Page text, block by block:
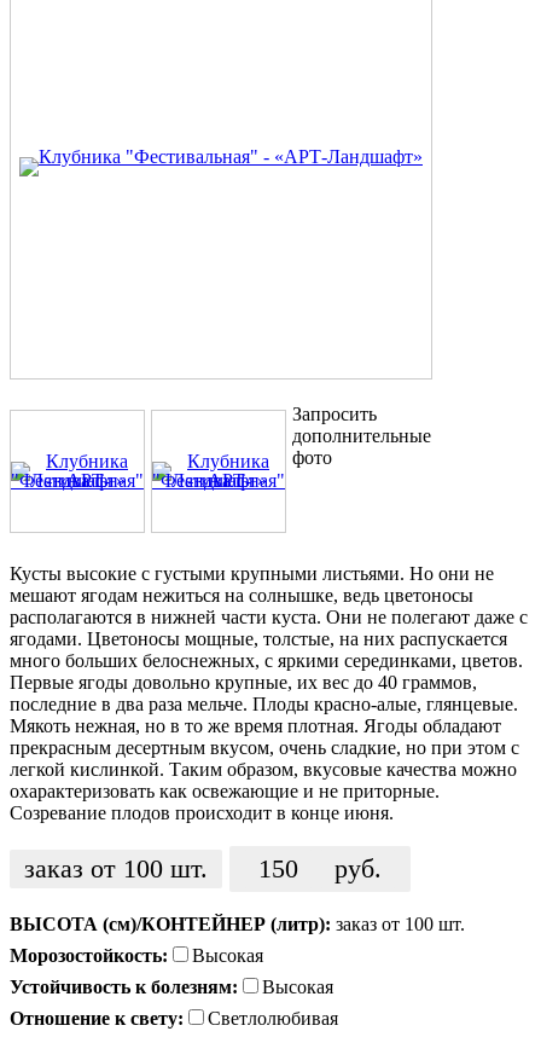
Запросить
дополнительные
фото
Кусты высокие с густыми крупными листьями. Но они не
мешают ягодам нежиться на солнышке, ведь цветоносы
располагаются в нижней части куста. Они не полегают даже с
ягодами. Цветоносы мощные, толстые, на них распускается
много больших белоснежных, с яркими серединками, цветов.
Первые ягоды довольно крупные, их вес до 40 граммов,
последние в два раза мельче. Плоды красно-алые, глянцевые.
Мякоть нежная, но в то же время плотная. Ягоды обладают
прекрасным десертным вкусом, очень сладкие, но при этом с
легкой кислинкой. Таким образом, вкусовые качества можно
охарактеризовать как освежающие и не приторные.
Созревание плодов происходит в конце июня.
заказ от 100 шт. 150 руб.
ВЫСОТА (см)/КОНТЕЙНЕР (литр): заказ от 100 шт.
Морозостойкость:
Высокая
Устойчивость к болезням:
Высокая
Отношение к свету:
Светлолюбивая